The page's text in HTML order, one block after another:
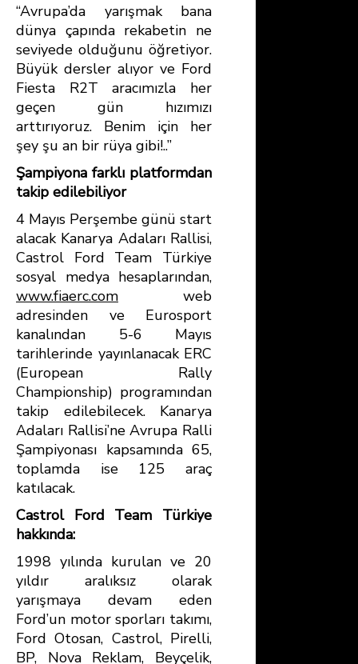
“Avrupa’da yarışmak bana
dünya çapında rekabetin ne
seviyede olduğunu öğretiyor.
Büyük dersler alıyor ve Ford
Fiesta R2T aracımızla her
geçen gün hızımızı
arttırıyoruz. Benim için her
şey şu an bir rüya gibi!..”
Şampiyona farklı platformdan
takip edilebiliyor
4 Mayıs Perşembe günü start
alacak Kanarya Adaları Rallisi,
Castrol Ford Team Türkiye
sosyal medya hesaplarından,
www.fiaerc.com web
adresinden ve Eurosport
kanalından 5-6 Mayıs
tarihlerinde yayınlanacak ERC
(European Rally
Championship) programından
takip edilebilecek. Kanarya
Adaları Rallisi’ne Avrupa Ralli
Şampiyonası kapsamında 65,
toplamda ise 125 araç
katılacak.
Castrol Ford Team Türkiye
hakkında:
1998 yılında kurulan ve 20
yıldır aralıksız olarak
yarışmaya devam eden
Ford’un motor sporları takımı,
Ford Otosan, Castrol, Pirelli,
BP, Nova Reklam, Beyçelik,